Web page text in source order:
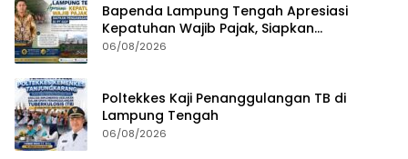
Bapenda Lampung Tengah Apresiasi
Kepatuhan Wajib Pajak, Siapkan
Pengawasan Terpadu di PT GGP
06/08/2026
Poltekkes Kaji Penanggulangan TB di
Lampung Tengah
06/08/2026